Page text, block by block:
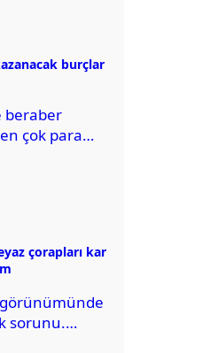
burçlar
beraber
çok para
çorapları kar
sorunu.